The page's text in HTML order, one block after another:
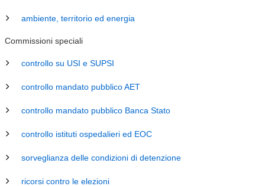
ambiente, territorio ed energia
Commissioni speciali
controllo su USI e SUPSI
controllo mandato pubblico AET
controllo mandato pubblico Banca Stato
controllo istituti ospedalieri ed EOC
sorveglianza delle condizioni di detenzione
ricorsi contro le elezioni